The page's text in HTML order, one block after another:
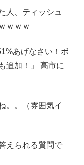
人、ティッシュ
ｗｗｗ
あげなさい！ボ
追加！」 高市に
。。（雰囲気イ
えられる質問で